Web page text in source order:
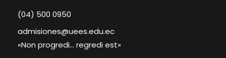
(04) 500 0950
admisiones@uees.edu.ec
«Non progredi… regredi est»